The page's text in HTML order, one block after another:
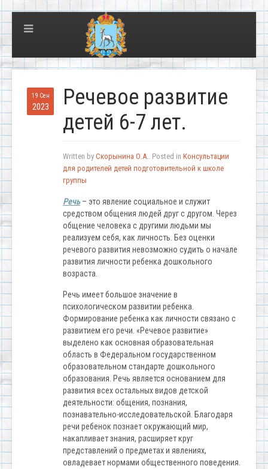
19 Сен
2023
Речевое развитие
детей 6-7 лет.
Written by Скорынина О.А.. Posted in Консультации
для родителей детей подготовительной к школе
группы
Речь– это явление социальное и служит
средством общения людей друг с другом. Через
общение человека с другими людьми мы
реализуем себя, как личность. Без оценки
речевого развития невозможно судить о начале
развития личности ребенка дошкольного
возраста.
Речь имеет большое значение в
психологическом развитии ребенка.
Формирование ребенка как личности связано с
развитием его речи. «Речевое развитие»
выделено как основная образовательная
область в Федеральном государственном
образовательном стандарте дошкольного
образования. Речь является основанием для
развития всех остальных видов детской
деятельности: общения, познания,
познавательно-исследовательской. Благодаря
речи ребенок познает окружающий мир,
накапливает знания, расширяет круг
представлений о предметах и явлениях,
овладевает нормами общественного поведения.